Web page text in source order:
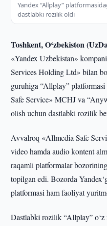
Yandex “Allplay”
dastlabki rozilik oldi
Toshkent, O‘zbekiston
«Yandex Uzbekistan»
Services Holding Ltd» bilan
guruhiga “Allplay”
Safe Service» MCHJ va
olish uchun dastlabki rozilik
Avvalroq «Allmedia Safe
video hamda audio kontent
raqamli platformalar
topilgan edi. Bozorda
platformasi ham faoliyat
Dastlabki rozilik “Allplay”